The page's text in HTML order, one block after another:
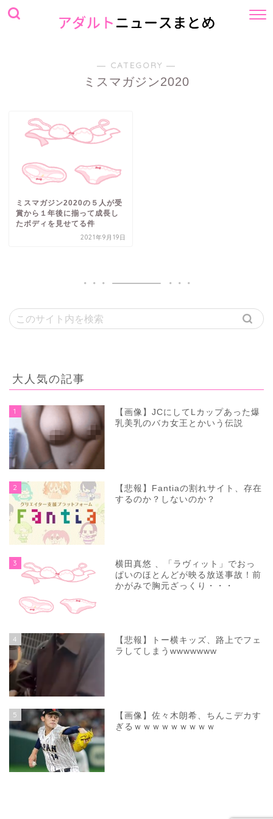
― CATEGORY ―
ミスマガジン2020
ミスマガジン2020の５人が受
賞から１年後に揃って成長し
たボディを見せてる件
2021年9月19日
大人気の記事
1
【画像】JCにしてLカップあった爆
乳美乳のバカ女王とかいう伝説
2
【悲報】Fantiaの割れサイト、存在
するのか？しないのか？
3
横田真悠 、「ラヴィット」でおっ
ぱいのほとんどが映る放送事故！前
かがみで胸元ざっくり・・・
4
【悲報】トー横キッズ、路上でフェ
ラしてしまうwwwwwww
5
【画像】佐々木朗希、ちんこデカす
ぎるｗｗｗｗｗｗｗｗｗ